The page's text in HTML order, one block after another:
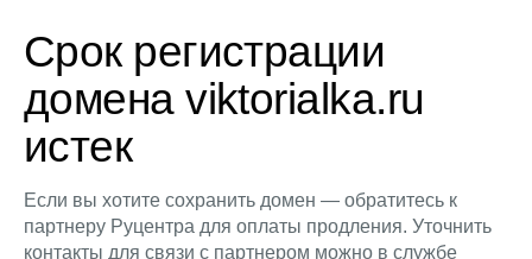
Срок регистрации
домена viktorialka.ru
истек
Если вы хотите сохранить домен — обратитесь к
партнеру Руцентра для оплаты продления. Уточнить
контакты для связи с партнером можно в службе